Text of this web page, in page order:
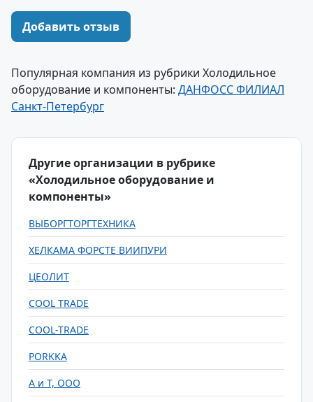
Добавить отзыв
Популярная компания из рубрики Холодильное
оборудование и компоненты: ДАНФОСС ФИЛИАЛ
Санкт-Петербург
Другие организации в рубрике
«Холодильное оборудование и
компоненты»
ВЫБОРГТОРГТЕХНИКА
ХЕЛКАМА ФОРСТЕ ВИИПУРИ
ЦЕОЛИТ
COOL TRADE
COOL-TRADE
PORKKA
А и Т, ООО